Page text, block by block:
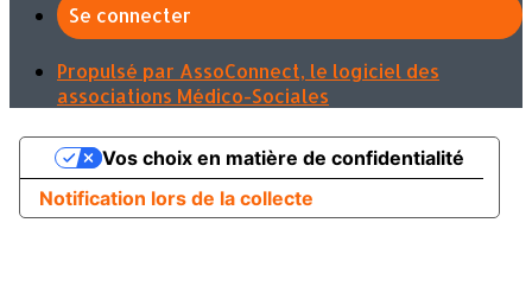
Se connecter
Propulsé par AssoConnect, le logiciel des
associations Médico-Sociales
Notification lors de la collecte
Vos choix en matière de confidentialité